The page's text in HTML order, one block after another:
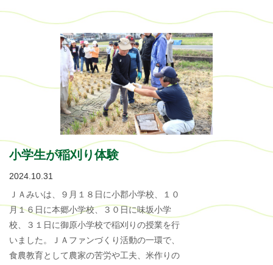
小学生が稲刈り体験
2024.10.31
ＪＡみいは、９月１８日に小郡小学校、１０
月１６日に本郷小学校、３０日に味坂小学
校、３１日に御原小学校で稲刈りの授業を行
いました。ＪＡファンづくり活動の一環で、
食農教育として農家の苦労や工夫、米作りの